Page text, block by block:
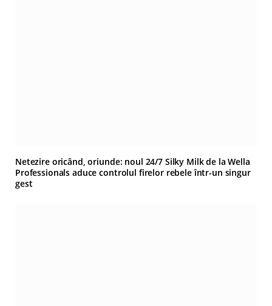
Netezire oricând, oriunde: noul 24/7 Silky Milk de la Wella
Professionals aduce controlul firelor rebele într-un singur
gest